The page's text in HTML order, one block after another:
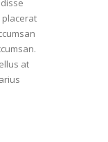
placerat
at